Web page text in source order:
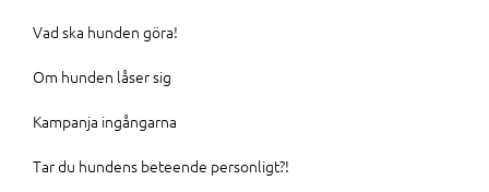
Vad ska hunden göra!
Om hunden låser sig
Kampanja ingångarna
Tar du hundens beteende personligt?!